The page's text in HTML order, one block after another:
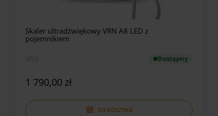
Skaler ultradźwiękowy VRN A8 LED z
pojemnikiem
Dostępny
1 790,00 zł
DO KOSZYKA